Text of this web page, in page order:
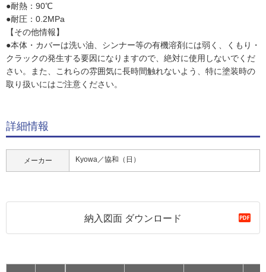
●耐熱：90℃
●耐圧：0.2MPa
【その他情報】
●本体・カバーは洗い油、シンナー等の有機溶剤には弱く、くもり・
クラックの発生する要因になりますので、絶対に使用しないでくだ
さい。また、これらの雰囲気に長時間触れないよう、特に塗装時の
取り扱いにはご注意ください。
詳細情報
メーカー Kyowa／協和（日）
納入図面 ダウンロード